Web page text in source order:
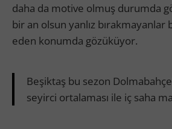
daha da motive olmuş durumda
bir an olsun yanlız bırakmayanlar
eden konumda gözüküyor.
Beşiktaş bu sezon
seyirci ortalaması ile iç saha